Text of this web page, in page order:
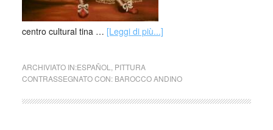
centro cultural tina … [Leggi di più...]
ARCHIVIATO IN:ESPAÑOL
PITTURA
CONTRASSEGNATO CON: BAROCCO ANDINO